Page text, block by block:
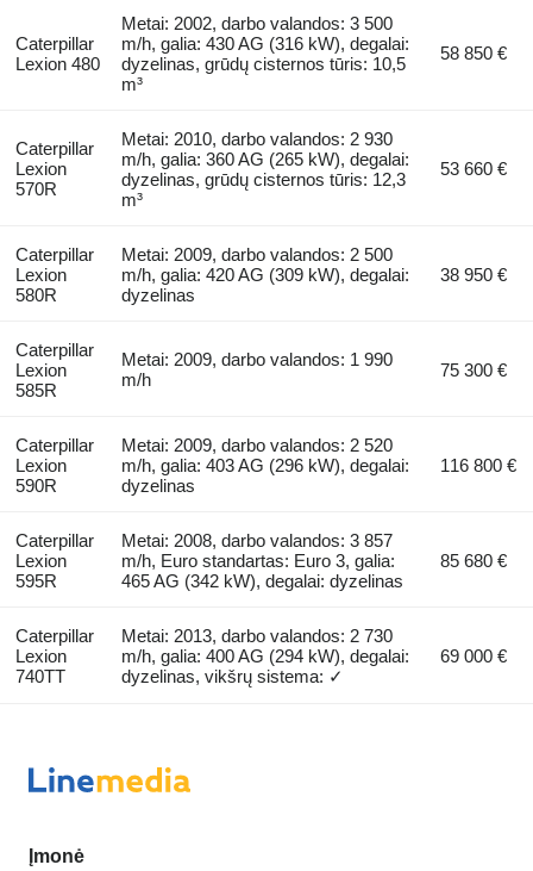
Caterpillar
Lexion 480
Metai: 2002, darbo valandos: 3 500
m/h, galia: 430 AG (316 kW), degalai:
dyzelinas, grūdų cisternos tūris: 10,5
m³
58 850 €
Caterpillar
Lexion
570R
Metai: 2010, darbo valandos: 2 930
m/h, galia: 360 AG (265 kW), degalai:
dyzelinas, grūdų cisternos tūris: 12,3
m³
53 660 €
Caterpillar
Lexion
580R
Metai: 2009, darbo valandos: 2 500
m/h, galia: 420 AG (309 kW), degalai:
dyzelinas
38 950 €
Caterpillar
Lexion
585R
Metai: 2009, darbo valandos: 1 990
m/h
75 300 €
Caterpillar
Lexion
590R
Metai: 2009, darbo valandos: 2 520
m/h, galia: 403 AG (296 kW), degalai:
dyzelinas
116 800 €
Caterpillar
Lexion
595R
Metai: 2008, darbo valandos: 3 857
m/h, Euro standartas: Euro 3, galia:
465 AG (342 kW), degalai: dyzelinas
85 680 €
Caterpillar
Lexion
740TT
Metai: 2013, darbo valandos: 2 730
m/h, galia: 400 AG (294 kW), degalai:
dyzelinas, vikšrų sistema: ✓
69 000 €
Įmonė